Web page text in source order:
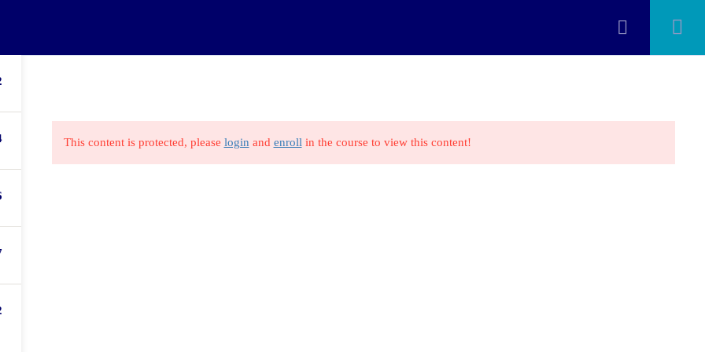
Iniciar sesión
This content is protected, please login and enroll in the course to view this content!
Facebook
Instagram
Todos los derechos reservadosFernandoWeb